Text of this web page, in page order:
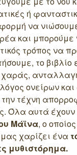
ή
να
και
τρόπος να
το
χαράς,
ονείρων
τέχνη
Όλα αυτά
Μάϊνα, ο
χαρίζει ένα
μυθιστόρημα.